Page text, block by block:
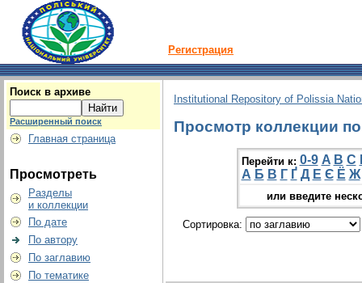
Регистрация
Поиск в архиве
Расширенный поиск
Главная страница
Просмотреть
Разделы
и коллекции
По дате
По автору
По заглавию
По тематике
Institutional Repository of Polissia
Просмотр коллекции
Перейти к: 0-9 A B C
А Б В Г Ґ Д Е Є Ё Ж
или введите
Сортировка: